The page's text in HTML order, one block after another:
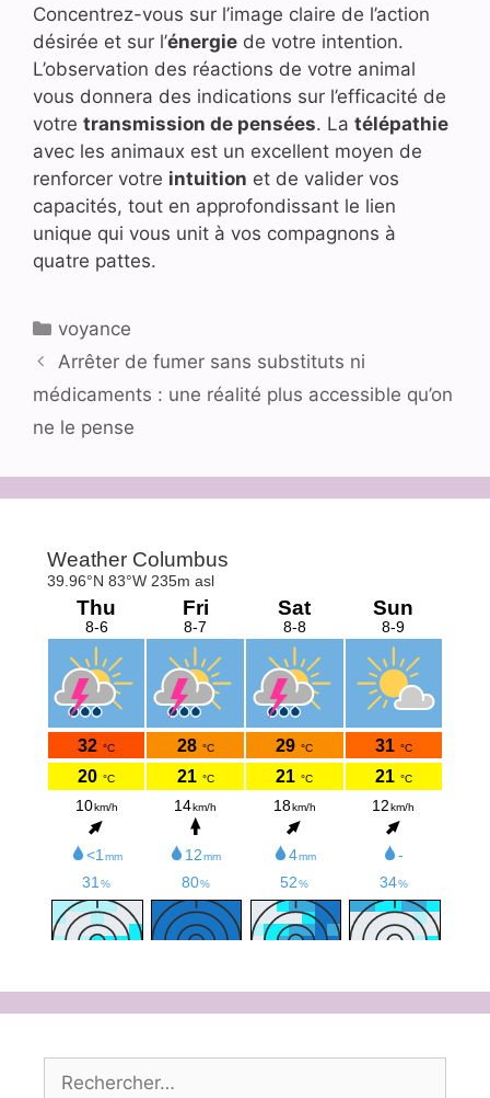
Concentrez-vous sur l’image claire de l’action
désirée et sur l’énergie de votre intention.
L’observation des réactions de votre animal
vous donnera des indications sur l’efficacité de
votre transmission de pensées. La télépathie
avec les animaux est un excellent moyen de
renforcer votre intuition et de valider vos
capacités, tout en approfondissant le lien
unique qui vous unit à vos compagnons à
quatre pattes.
Catégories
voyance
Arrêter de fumer sans substituts ni
médicaments : une réalité plus accessible qu’on
ne le pense
Rechercher :